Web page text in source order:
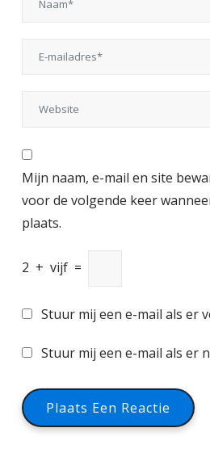
Mijn naam, e-mail en site
voor de volgende keer
plaats.
2 + vijf =
Stuur mij een e-mail als er
Stuur mij een e-mail als er